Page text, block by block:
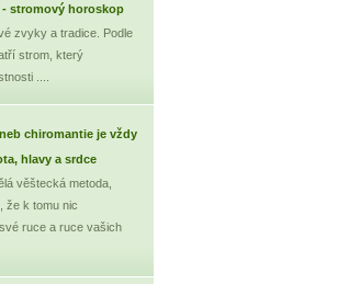
stromový horoskop
zvyky a tradice. Podle
strom, který
....
chiromantie je vždy
hlavy a srdce
věštecká metoda,
že k tomu nic
ruce a ruce vašich